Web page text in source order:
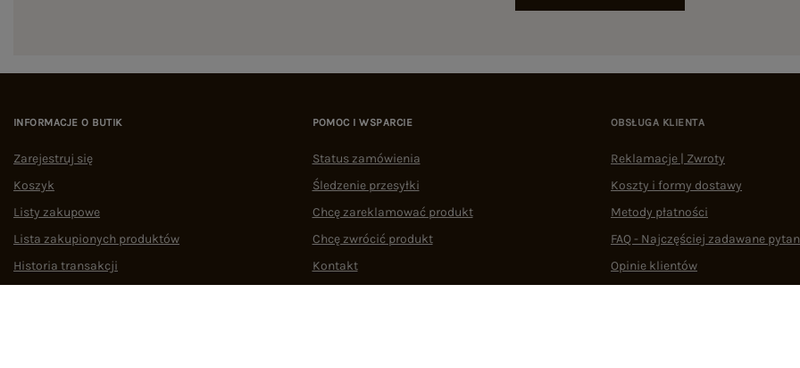
INFORMACJE O BUTIK
Zarejestruj się
Koszyk
Listy zakupowe
Lista zakupionych produktów
Historia transakcji
POMOC I WSPARCIE
Status zamówienia
Śledzenie przesyłki
Chcę zareklamować produkt
Chcę zwrócić produkt
Kontakt
OBSŁUGA KLIENTA
Reklamacje | Zwroty
Koszty i formy dostawy
Metody płatności
FAQ - Najczęściej zadawane
Opinie klientów